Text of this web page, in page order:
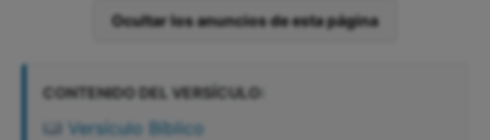
Ocultar los anuncios de esta página
CONTENIDO DEL VERSÍCULO:
Versículo Bíblico